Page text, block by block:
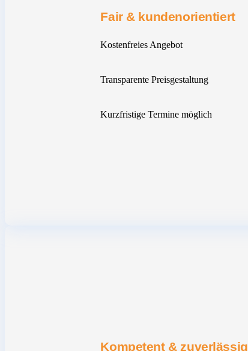
Fair & kundenorientiert
Kostenfreies Angebot
Transparente Preisgestaltung
Kurzfristige Termine möglich
Kompetent & zuverlässig